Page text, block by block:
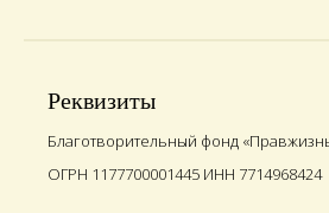
Реквизиты
Благотворительный фонд
ОГРН 1177700001445 ИНН 7714968424